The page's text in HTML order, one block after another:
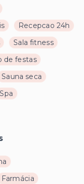
Recepcao 24h
Sala fitness
de festas
Sauna seca
Spa
Farmácia